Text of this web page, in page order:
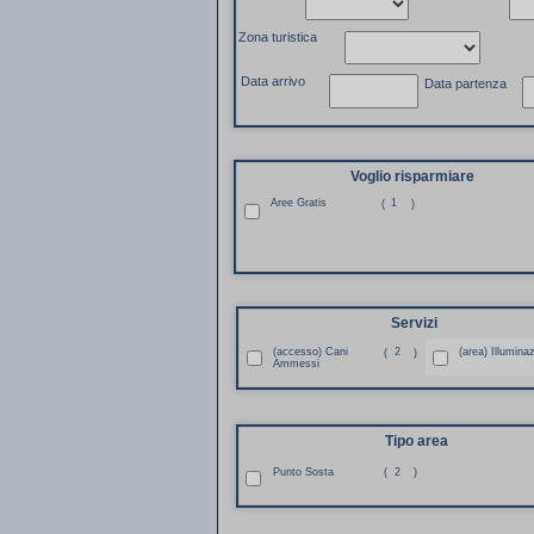
Zona turistica
Data partenza
Data arrivo
Voglio risparmiare
( 1 )
Aree Gratis
Servizi
(accesso) Cani
Ammessi
( 2 ) (area)
Tipo area
Punto Sosta ( 2 )